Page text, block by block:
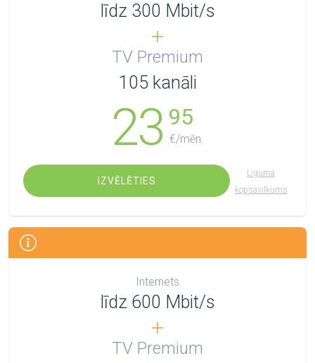
līdz 300 Mbit/s
TV Premium
105 kanāli
23 95
€/mēn.
IZVĒLĒTIES
Līguma
kopsavilkums
Internets
līdz 600 Mbit/s
TV Premium